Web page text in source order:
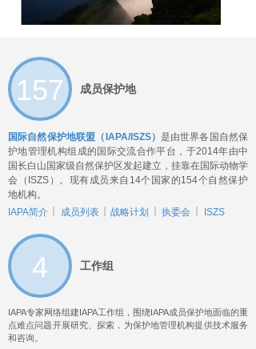
成员列表 战略计划
4
157
IAPA简介
成员保护地
工作组
IAPA专家网络组建IAPA工作组，围绕IAPA成员保护地面临的重
点难点问题开展研究、探索，为保护地管理机构提供技术服务
和咨询。
国际自然保护地联盟（IAPA/ISZS） 是由世界各国自然保
护地管理机构组成的国际交流合作平台，于2014年由中
国长白山国家级自然保护区发起建立，挂靠在国际动物学
会（ISZS）。现有成员来自14个国家的154个自然保护
地机构。
执委会 ISZS